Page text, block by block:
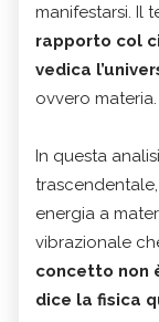
manifestarsi. Il
rapporto col
vedica
ovvero materia.
In questa
energia a
vibrazionale
concetto non
dice la fisica